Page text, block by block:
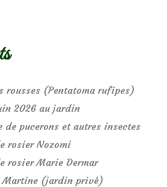
rousses (Pentatoma rufipes)
2026 au jardin
de pucerons et autres insectes
rosier Nozomi
rosier Marie Dermar
Martine (jardin privé)